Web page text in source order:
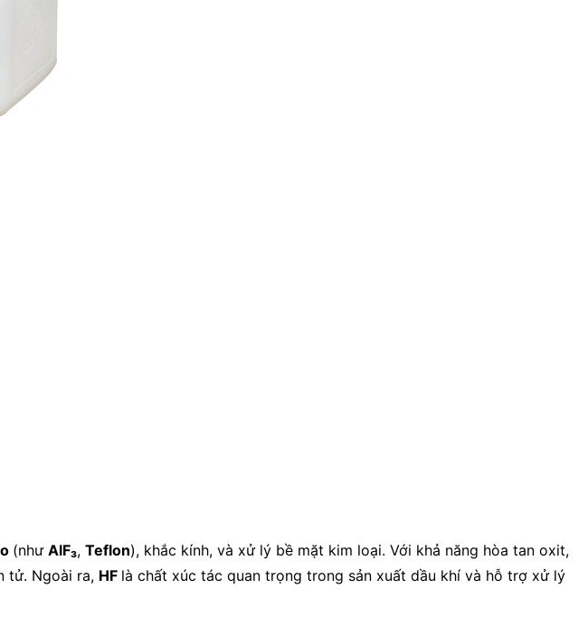
(như AlF₃, Teflon), khắc kính, và xử lý bề mặt kim loại. Với khả năng hòa tan oxit,
tử. Ngoài ra, HF là chất xúc tác quan trọng trong sản xuất dầu khí và hỗ trợ xử lý